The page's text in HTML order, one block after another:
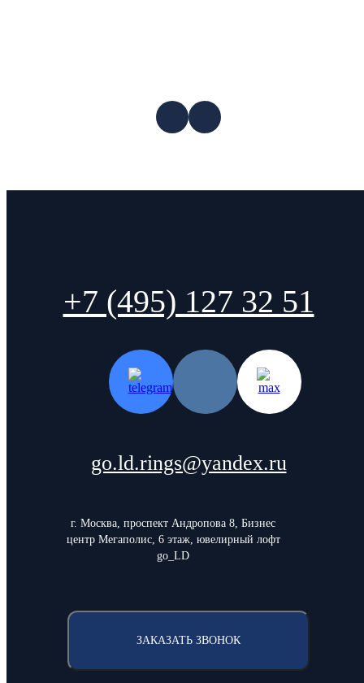
+7 (495) 127 32 51
go.ld.rings@yandex.ru
г. Москва, проспект Андропова 8, Бизнес
центр Мегаполис, 6 этаж, ювелирный лофт
go_LD
ЗАКАЗАТЬ ЗВОНОК